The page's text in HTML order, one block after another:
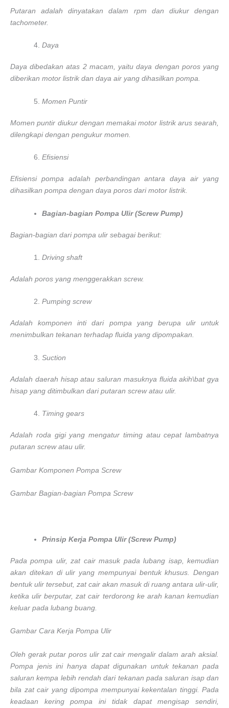
Putaran adalah dinyatakan dalam rpm dan diukur dengan
tachometer.
Daya
Daya dibedakan atas 2 macam, yaitu daya dengan poros yang
diberikan motor listrik dan daya air yang dihasilkan pompa.
Momen Puntir
Momen puntir diukur dengan memakai motor listrik arus searah,
dilengkapi dengan pengukur momen.
Efisiensi
Efisiensi pompa adalah perbandingan antara daya air yang
dihasilkan pompa dengan daya poros dari motor listrik.
Bagian-bagian Pompa Ulir (Screw Pump)
Bagian-bagian dari pompa ulir sebagai berikut:
Driving shaft
Adalah poros yang menggerakkan screw.
Pumping screw
Adalah komponen inti dari pompa yang berupa ulir untuk
menimbulkan tekanan terhadap fluida yang dipompakan.
Suction
Adalah daerah hisap atau saluran masuknya fluida akih\bat gya
hisap yang ditimbulkan dari putaran screw atau ulir.
Timing gears
Adalah roda gigi yang mengatur timing atau cepat lambatnya
putaran screw atau ulir.
Gambar Komponen Pompa Screw
Gambar Bagian-bagian Pompa Screw
Prinsip Kerja Pompa Ulir (Screw Pump)
Pada pompa ulir, zat cair masuk pada lubang isap, kemudian
akan ditekan di ulir yang mempunyai bentuk khusus. Dengan
bentuk ulir tersebut, zat cair akan masuk di ruang antara ulir-ulir,
ketika ulir berputar, zat cair terdorong ke arah kanan kemudian
keluar pada lubang buang.
Gambar Cara Kerja Pompa Ulir
Oleh gerak putar poros ulir zat cair mengalir dalam arah aksial.
Pompa jenis ini hanya dapat digunakan untuk tekanan pada
saluran kempa lebih rendah dari tekanan pada saluran isap dan
bila zat cair yang dipompa mempunyai kekentalan tinggi. Pada
keadaan kering pompa ini tidak dapat mengisap sendiri,